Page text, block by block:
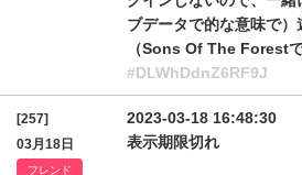
ブデータで的な意味で）
（Sons Of The Forest
#DLWhDdnZ6RF9J
[257]
03月18日
フレンド
2023-03-18 16:48:30
表示期限切れ